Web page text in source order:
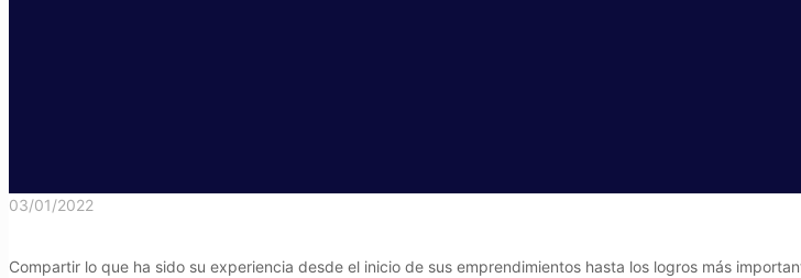
03/01/2022
Compartir lo que ha sido su experiencia desde el inicio de sus emprendimientos hasta los logros más